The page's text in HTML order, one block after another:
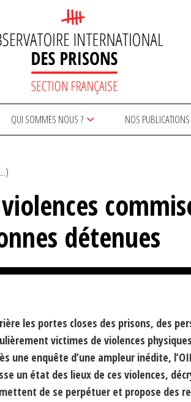
QUI SOMMES NOUS ? NOS PUBLICATIONS
détenues
les portes closes des prisons, des
victimes de violences
une enquête d’une ampleur inédite,
un état des lieux de ces violences,
de se perpétuer et propose des